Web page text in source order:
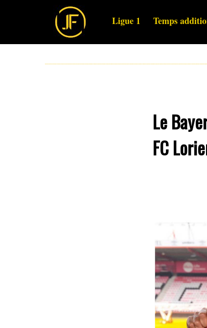
Ligue 1 Temps
Le
FC